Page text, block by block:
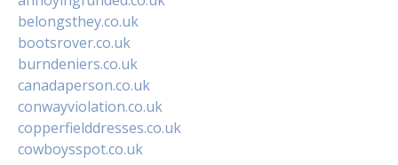
belongsthey.co.uk
bootsrover.co.uk
burndeniers.co.uk
canadaperson.co.uk
conwayviolation.co.uk
copperfielddresses.co.uk
cowboysspot.co.uk